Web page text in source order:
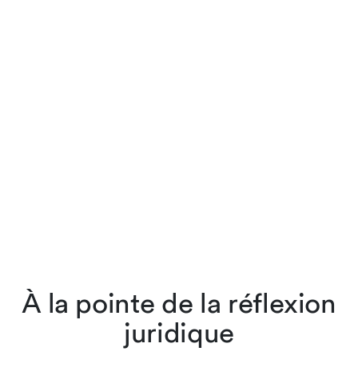
À la pointe de la réflexion
juridique